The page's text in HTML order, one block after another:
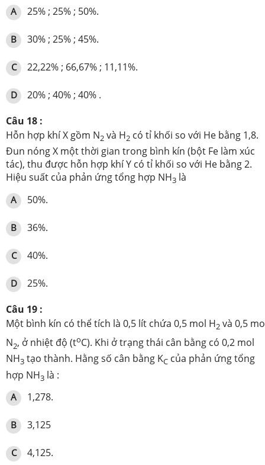
A 25% ; 25% ; 50%.
B 30% ; 25% ; 45%.
C 22,22% ; 66,67% ; 11,11%.
D
20% ; 40% ; 40% .
Câu 18 :
Hỗn hợp khí X gồm N2 và H2 có tỉ khối so với He bằng 1,8.
Đun nóng X một thời gian trong bình kín (bột Fe làm xúc
tác), thu được hỗn hợp khí Y có tỉ khối so với He bằng 2.
Hiệu suất của phản ứng tổng hợp NH3 là
A 50%.
B 36%.
C 40%.
D
25%.
Câu 19 :
Một bình kín có thể tích là 0,5 lít chứa 0,5 mol H2 và 0,5
N2, ở nhiệt độ (toC). Khi ở trạng thái cân bằng có 0,2 mol
NH3 tạo thành. Hằng số cân bằng KC của phản ứng tổng
hợp NH3 là :
A 1,278.
B 3,125
C 4,125.